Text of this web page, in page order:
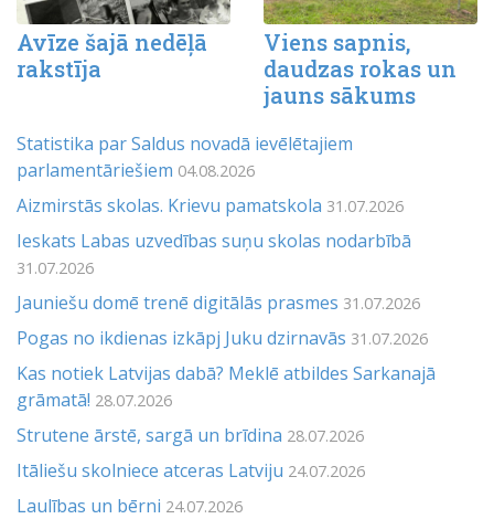
Avīze šajā nedēļā
rakstīja
Viens sapnis,
daudzas rokas un
jauns sākums
Statistika par Saldus novadā ievēlētajiem
parlamentāriešiem 04.08.2026
Aizmirstās skolas. Krievu pamatskola 31.07.2026
Ieskats Labas uzvedības suņu skolas nodarbībā
31.07.2026
Jauniešu domē trenē digitālās prasmes 31.07.2026
Pogas no ikdienas izkāpj Juku dzirnavās 31.07.2026
Kas notiek Latvijas dabā? Meklē atbildes Sarkanajā
grāmatā! 28.07.2026
Strutene ārstē, sargā un brīdina 28.07.2026
Itāliešu skolniece atceras Latviju 24.07.2026
Laulības un bērni 24.07.2026